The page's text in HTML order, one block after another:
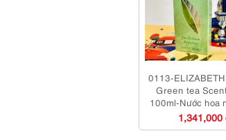
0113-
Green tea
100ml-Nước hoa
sử dụng
1,341,000